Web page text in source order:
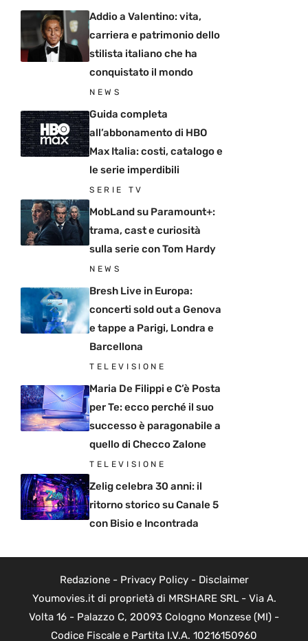
Addio a Valentino: vita,
carriera e patrimonio dello
stilista italiano che ha
conquistato il mondo
NEWS
Guida completa
all’abbonamento di HBO
Max Italia: costi, catalogo e
le serie imperdibili
SERIE TV
MobLand su Paramount+:
trama, cast e curiosità
sulla serie con Tom Hardy
NEWS
Bresh Live in Europa:
concerti sold out a Genova
e tappe a Parigi, Londra e
Barcellona
TELEVISIONE
Maria De Filippi e C’è Posta
per Te: ecco perché il suo
successo è paragonabile a
quello di Checco Zalone
TELEVISIONE
Zelig celebra 30 anni: il
ritorno storico su Canale 5
con Bisio e Incontrada
Redazione- Privacy Policy- Disclaimer
Youmovies.it di proprietà di MRSHARE SRL - Via A.
Volta 16 - Palazzo C, 20093 Cologno Monzese (MI) -
Codice Fiscale e Partita I.V.A. 10216150960